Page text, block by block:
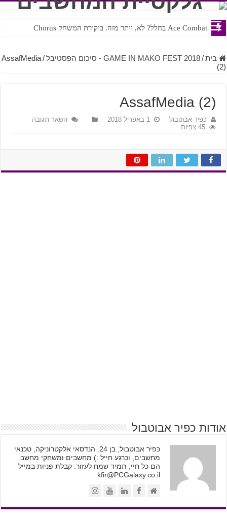
Ace Combat בחלל? לא, יותר מזה. ביקורת המשחק Chorus
Steven Universe והשירים שתורגמו בצורה נוראית לעברית
בית / GAME IN MAKO FEST 2018 - סיכום הפסטיבל /
AssafMedia
(2)
AssafMedia (2)
כפיר אבוטבול 1 באפריל 2018
השאר תגובה
45 צפיות
אודות כפיר אבוטבול
כפיר אבוטבול, בן 24. הנדסאי אלקטרוניקה, טכנאי
מחשבים, וכרגע חייל :) מחשבים ומשחקי מחשב
הם כל חיי, תמיד שמח לעזור. קבלת פניות במייל
kfir@PCGalaxy.co.il